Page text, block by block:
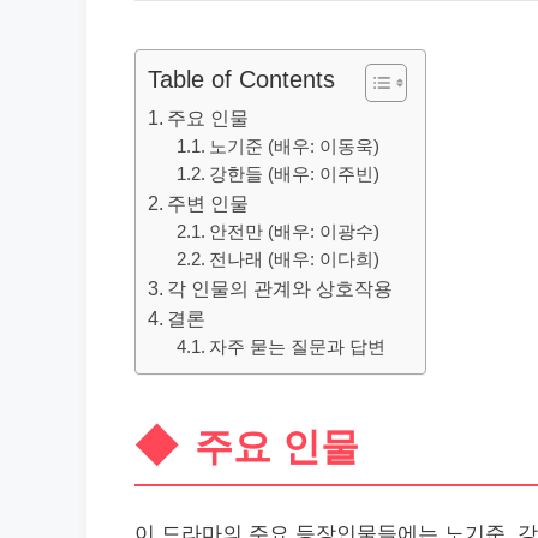
Table of Contents
주요 인물
노기준 (배우: 이동욱)
강한들 (배우: 이주빈)
주변 인물
안전만 (배우: 이광수)
전나래 (배우: 이다희)
각 인물의 관계와 상호작용
결론
자주 묻는 질문과 답변
주요 인물
이 드라마의 주요 등장인물들에는 노기준,